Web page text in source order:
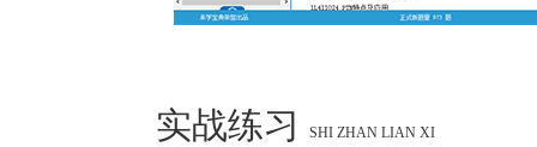
实战练习 SHI ZHAN LIAN XI